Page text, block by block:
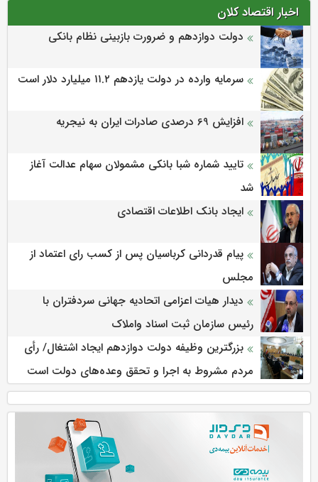
اخبار اقتصاد کلان
دولت دوازدهم و ضرورت بازبینی نظام بانکی
سرمایه وارده در دولت یازدهم ۱۱.۲ میلیارد دلار است
افزایش 69 درصدی صادرات ایران به نیجریه
تایید شماره شبا بانکی مشمولان سهام عدالت آغاز
شد
ایجاد بانک اطلاعات اقتصادی
پیام قدردانی کرباسیان پس از کسب رای اعتماد از
مجلس
دیدار هیات اعزامی اتحادیه جهانی سردفتران با
رئیس سازمان ثبت اسناد واملاک
بزرگترین وظیفه دولت دوازدهم ایجاد اشتغال/ رأی
مردم مشروط به اجرا و تحقق وعده‌های دولت است